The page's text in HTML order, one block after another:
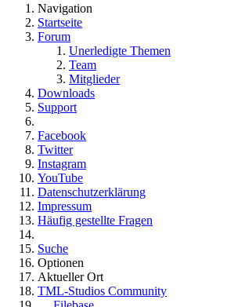
Navigation
Startseite
Forum
Unerledigte Themen
Team
Mitglieder
Downloads
Support
Facebook
Twitter
Instagram
YouTube
Datenschutzerklärung
Impressum
Häufig gestellte Fragen
Suche
Optionen
Aktueller Ort
TML-Studios Community